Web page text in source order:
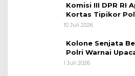
Komisi III DPR RI
Kortas Tipikor
Korupsi Batu Bara
10 Juli 2026
Kolone Senjata
Polri Warnai
ke-80
1 Juli 2026